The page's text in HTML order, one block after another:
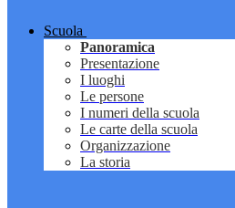
Scuola
Panoramica
Presentazione
I luoghi
Le persone
I numeri della scuola
Le carte della scuola
Organizzazione
La storia